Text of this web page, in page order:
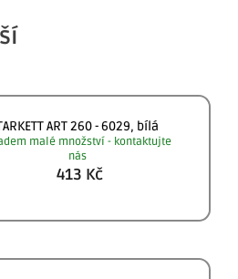
ART 260 - 6029, bílá
malé množství - kontaktujte
nás
413 Kč